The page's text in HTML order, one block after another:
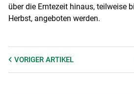
über die Erntezeit hinaus, teilweise
Herbst, angeboten werden.
VORIGER ARTIKEL